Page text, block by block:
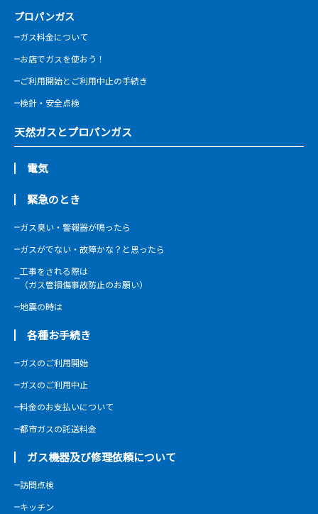
プロパンガス
ガス料金について
お店でガスを使おう！
ご利用開始とご利用中止の手続き
検針・安全点検
天然ガスとプロパンガス
電気
緊急のとき
ガス臭い・警報器が鳴ったら
ガスがでない・故障かな？と思ったら
工事をされる際は
（ガス管損傷事故防止のお願い）
地震の時は
各種お手続き
ガスのご利用開始
ガスのご利用中止
料金のお支払いについて
都市ガスの託送料金
ガス機器及び修理依頼について
訪問点検
キッチン